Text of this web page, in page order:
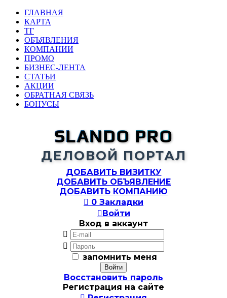
ГЛАВНАЯ
КАРТА
ТГ
ОБЪЯВЛЕНИЯ
КОМПАНИИ
ПРОМО
БИЗНЕС-ЛЕНТА
СТАТЬИ
АКЦИИ
ОБРАТНАЯ СВЯЗЬ
БОНУСЫ
SLANDO PRO
ДЕЛОВОЙ ПОРТАЛ
ДОБАВИТЬ ВИЗИТКУ
ДОБАВИТЬ ОБЪЯВЛЕНИЕ
ДОБАВИТЬ КОМПАНИЮ
 0 Закладки
Войти
Вход в аккаунт


запомнить меня
Восстановить пароль
Регистрация на сайте